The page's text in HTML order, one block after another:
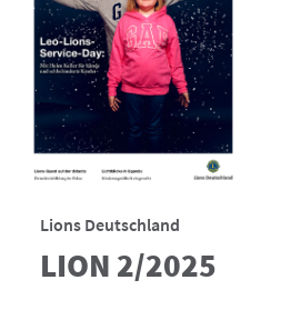
Lions Deutschland
LION 2/2025